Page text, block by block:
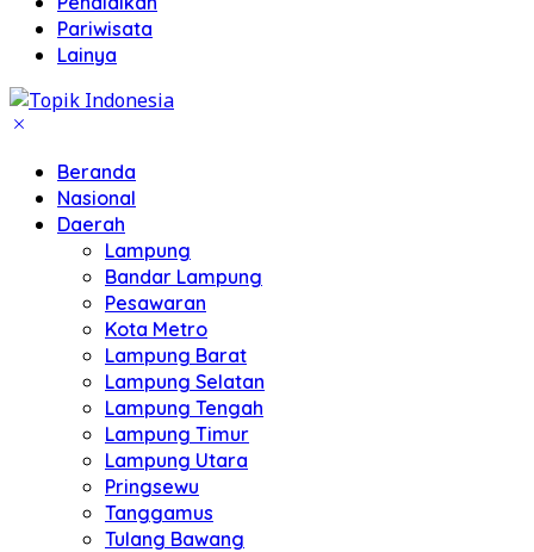
Pariwisata
Lainya
Beranda
Nasional
Daerah
Lampung
Bandar Lampung
Pesawaran
Kota Metro
Lampung Barat
Lampung Selatan
Lampung Tengah
Lampung Timur
Lampung Utara
Pringsewu
Tanggamus
Tulang Bawang